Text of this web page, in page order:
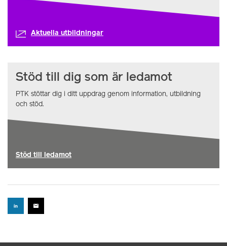
Aktuella utbildningar
Stöd till dig som är ledamot
PTK stöttar dig i ditt uppdrag genom information, utbildning
och stöd.
Stöd till ledamot